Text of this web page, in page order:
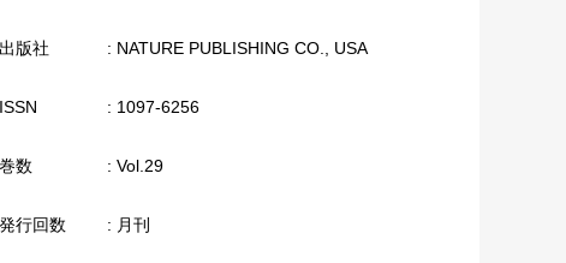
出版社 : NATURE PUBLISHING CO., USA
ISSN : 1097-6256
巻数 : Vol.29
発行回数 : 月刊